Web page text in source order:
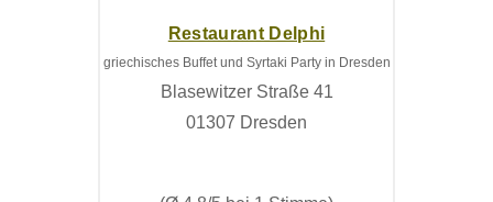
Restaurant Delphi
griechisches Buffet und Syrtaki Party in Dresden
Blasewitzer Straße 41
01307 Dresden